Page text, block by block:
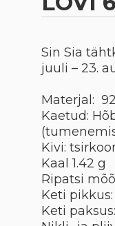
Sin Sia
juuli – 23.
Materjal:
Kaetud:
Kivi:
Kaal 1.42 g
Ripatsi
Keti
Keti